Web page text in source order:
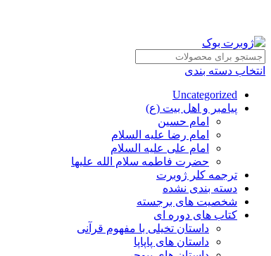
انتخاب دسته بندی
Uncategorized
پیامبر و اهل بیت (ع)
امام حسین
امام رضا علیه السلام
امام علی علیه السلام
حضرت فاطمه سلام الله علیها
ترجمه کلر ژوبرت
دسته بندی نشده
شخصیت های برجسته
کتاب های دوره ای
داستان تخیلی با مفهوم قرآنی
داستان های پاپاپا